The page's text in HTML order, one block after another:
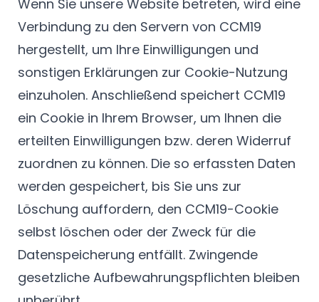
Wenn Sie unsere Website betreten, wird eine
Verbindung zu den Servern von CCM19
hergestellt, um Ihre Einwilligungen und
sonstigen Erklärungen zur Cookie-Nutzung
einzuholen. Anschließend speichert CCM19
ein Cookie in Ihrem Browser, um Ihnen die
erteilten Einwilligungen bzw. deren Widerruf
zuordnen zu können. Die so erfassten Daten
werden gespeichert, bis Sie uns zur
Löschung auffordern, den CCM19-Cookie
selbst löschen oder der Zweck für die
Datenspeicherung entfällt. Zwingende
gesetzliche Aufbewahrungspflichten bleiben